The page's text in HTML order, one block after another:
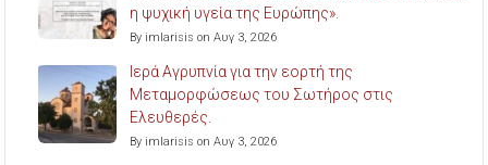
η ψυχική υγεία της Ευρώπης».
By imlarisis on Αυγ 3, 2026
Ιερά Αγρυπνία για την εορτή της
Μεταμορφώσεως του Σωτήρος στις
Ελευθερές.
By imlarisis on Αυγ 3, 2026